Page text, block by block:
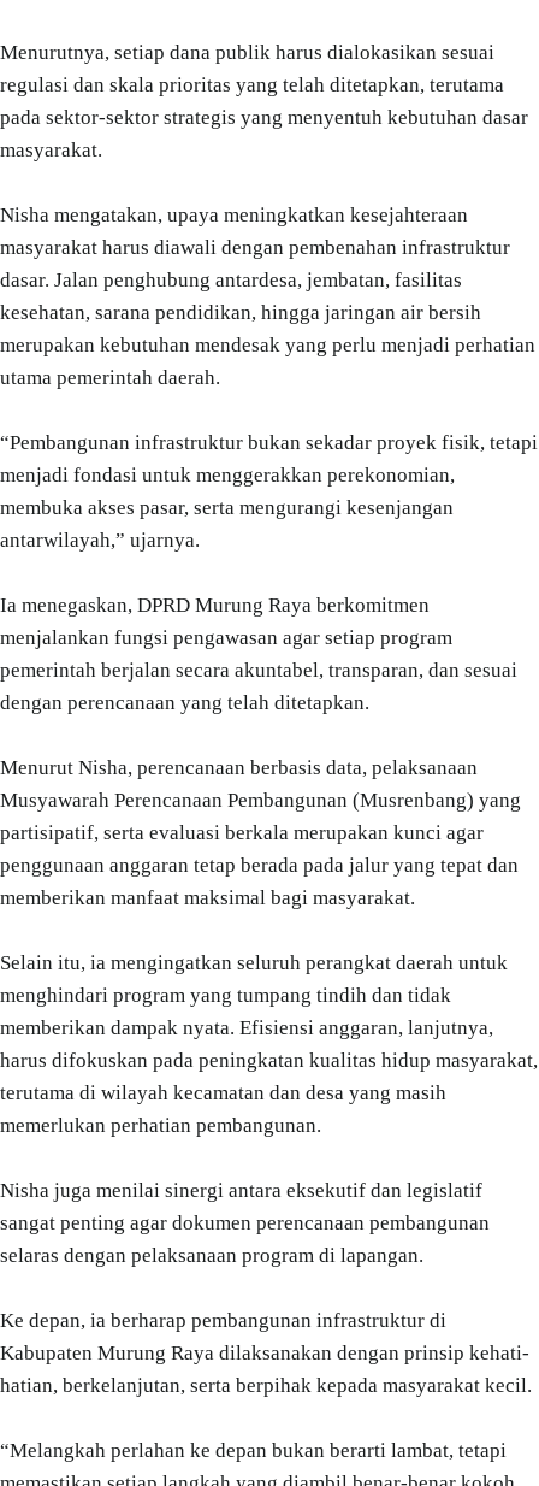
Menurutnya, setiap dana publik harus dialokasikan sesuai
regulasi dan skala prioritas yang telah ditetapkan, terutama
pada sektor-sektor strategis yang menyentuh kebutuhan dasar
masyarakat.
Nisha mengatakan, upaya meningkatkan kesejahteraan
masyarakat harus diawali dengan pembenahan infrastruktur
dasar. Jalan penghubung antardesa, jembatan, fasilitas
kesehatan, sarana pendidikan, hingga jaringan air bersih
merupakan kebutuhan mendesak yang perlu menjadi perhatian
utama pemerintah daerah.
“Pembangunan infrastruktur bukan sekadar proyek fisik, tetapi
menjadi fondasi untuk menggerakkan perekonomian,
membuka akses pasar, serta mengurangi kesenjangan
antarwilayah,” ujarnya.
Ia menegaskan, DPRD Murung Raya berkomitmen
menjalankan fungsi pengawasan agar setiap program
pemerintah berjalan secara akuntabel, transparan, dan sesuai
dengan perencanaan yang telah ditetapkan.
Menurut Nisha, perencanaan berbasis data, pelaksanaan
Musyawarah Perencanaan Pembangunan (Musrenbang) yang
partisipatif, serta evaluasi berkala merupakan kunci agar
penggunaan anggaran tetap berada pada jalur yang tepat dan
memberikan manfaat maksimal bagi masyarakat.
Selain itu, ia mengingatkan seluruh perangkat daerah untuk
menghindari program yang tumpang tindih dan tidak
memberikan dampak nyata. Efisiensi anggaran, lanjutnya,
harus difokuskan pada peningkatan kualitas hidup masyarakat,
terutama di wilayah kecamatan dan desa yang masih
memerlukan perhatian pembangunan.
Nisha juga menilai sinergi antara eksekutif dan legislatif
sangat penting agar dokumen perencanaan pembangunan
selaras dengan pelaksanaan program di lapangan.
Ke depan, ia berharap pembangunan infrastruktur di
Kabupaten Murung Raya dilaksanakan dengan prinsip kehati-
hatian, berkelanjutan, serta berpihak kepada masyarakat kecil.
“Melangkah perlahan ke depan bukan berarti lambat, tetapi